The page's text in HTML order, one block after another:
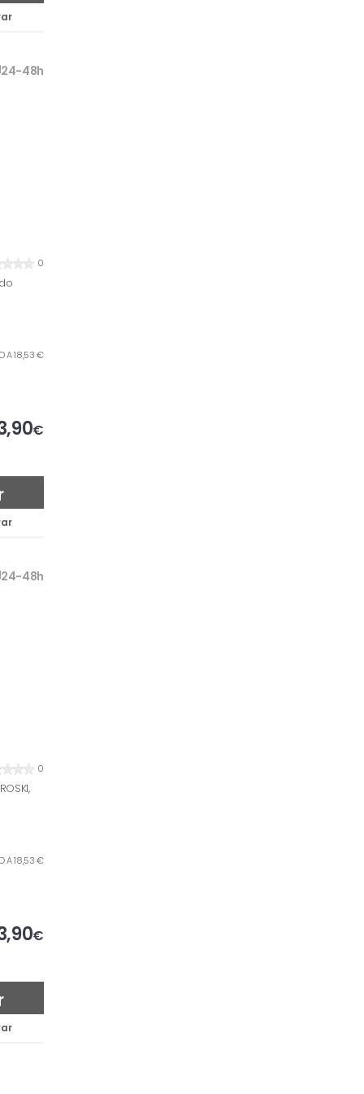
24-48h
0
A 18,53 €
€
24-48h
0
A 18,53 €
€